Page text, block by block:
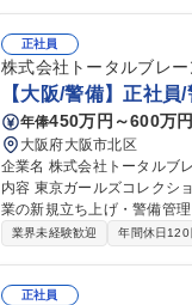
ジション/幹部候補】爆速成
正社員
株式会社トータルブレー
【大阪/警備】正社
年俸450万円～600万円
大阪府大阪市北区
企業名 株式会社トータルブレーン 求人名 【大阪/警備】正社員/警備員指導教育責任者/年休
内容 東京ガールズコレクシ
業の新規立ち上げ・警備管理・運営業務全般をお任
体制の構築 ■警備員の指導
警備員指導教育責任者/年休
業界未経験歓迎 年間休日120
正社員